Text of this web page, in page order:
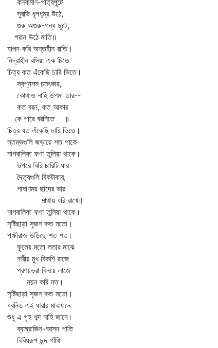
কনকমণি-পাত্রপুটে
সুরভি ধূপধূম্র উঠে,
গুরু অগুরু-গন্ধ ছুটে,
পরান উঠে মাতি॥
যাপন করি অন্তহীন রাতি।
নিদ্রাহীন বসিয়া এক চিতে
চিত্র কত এঁকেছি চারি ভিতে।
স্বপ্নসম চমৎকার,
কোথাও নাহি উপমা তার--
কত বরন, কত আকার
কে পারে বরনিতে ॥
চিত্র যত এঁকেছি চারি ভিতে।
স্তম্ভগুলি জড়ায়ে শত পাকে
নাগবালিকা ফণা তুলিয়া থাকে।
উপরে ঘিরি চারিটি ধার
দৈত্যগুলি বিকটাকার,
পাষাণময় ছাদের ভার
মাথায় ধরি রাখে॥
নাগবালিকা ফণা তুলিয়া থাকে।
সৃষ্টিছাড়া সৃজন কত মতো।
পক্ষীরাজ উড়িছে শত শত।
ফুলের মতো লতার মাঝে
নারীর মুখ বিকশি রাজে
প্রণয়ভরা বিনয়ে লাজে
নয়ন করি নত।
সৃষ্টিছাড়া সৃজন কত মতো।
ধ্বনিত এই ধারার মাঝখানে
শুধু এ গৃহ শব্দ নাহি জানে।
ব্যাঘ্রাজিন-আসন পাতি
বিবিধরূপ ছন্দ গাঁথি